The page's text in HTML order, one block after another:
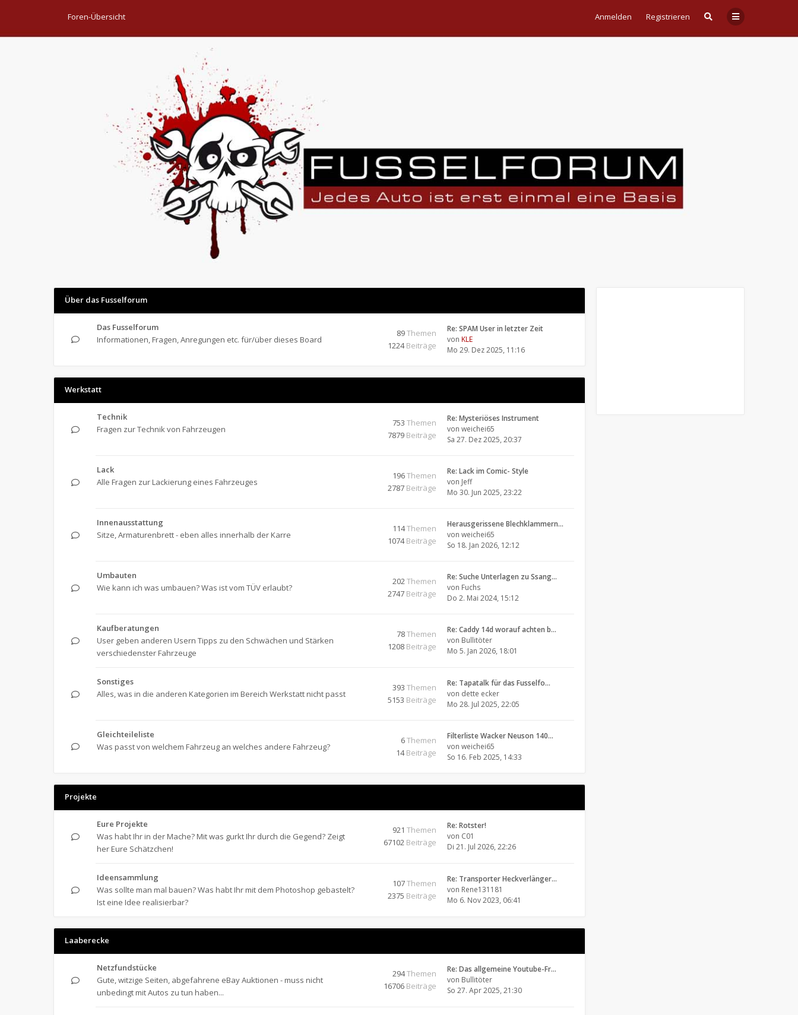
Anmelden Registrieren
Foren-Übersicht
Über das Fusselforum
Das Fusselforum
Informationen, Fragen, Anregungen etc. für/über dieses Board
89Themen
1224Beiträge
Re: SPAM User in letzter Zeit
von KLE
Mo 29. Dez 2025, 11:16
Werkstatt
Technik
Fragen zur Technik von Fahrzeugen
753 Themen
7879 Beiträge
Re: Mysteriöses Instrument
von weichei65
Sa 27. Dez 2025, 20:37
Lack
Alle Fragen zur Lackierung eines Fahrzeuges
196Themen
2787 Beiträge
Re: Lack im Comic- Style
von Jeff
Mo 30. Jun 2025, 23:22
Innenausstattung
Sitze, Armaturenbrett - eben alles innerhalb der Karre
114Themen
1074Beiträge
Herausgerissene Blechklammern…
von weichei65
So 18. Jan 2026, 12:12
Umbauten
Wie kann ich was umbauen? Was ist vom TÜV erlaubt?
202Themen
2747 Beiträge
Re: Suche Unterlagen zu Ssang…
von Fuchs
Do 2. Mai 2024, 15:12
Kaufberatungen
User geben anderen Usern Tipps zu den Schwächen und Stärken
verschiedenster Fahrzeuge
78Themen
1208 Beiträge
Re: Caddy 14d worauf achten b…
von Bullitöter
Mo 5. Jan 2026, 18:01
Sonstiges
Alles, was in die anderen Kategorien im Bereich Werkstatt nicht passt
393 Themen
5153 Beiträge
Re: Tapatalk für das Fusselfo…
von dette ecker
Mo 28. Jul 2025, 22:05
Gleichteileliste
Was passt von welchem Fahrzeug an welches andere Fahrzeug?
6Themen
14Beiträge
Filterliste Wacker Neuson 140…
von weichei65
So 16. Feb 2025, 14:33
Projekte
Eure Projekte
Was habt Ihr in der Mache? Mit was gurkt Ihr durch die Gegend? Zeigt
her Eure Schätzchen!
921 Themen
67102 Beiträge
Re: Rotster!
von C01
Di 21. Jul 2026, 22:26
Ideensammlung
Was sollte man mal bauen? Was habt Ihr mit dem Photoshop gebastelt?
Ist eine Idee realisierbar?
107Themen
2375 Beiträge
Re: Transporter Heckverlänger…
von Rene131181
Mo 6. Nov 2023, 06:41
Laaberecke
Netzfundstücke
Gute, witzige Seiten, abgefahrene eBay Auktionen - muss nicht
unbedingt mit Autos zu tun haben...
294Themen
16706 Beiträge
Re: Das allgemeine Youtube-Fr…
von Bullitöter
So 27. Apr 2025, 21:30